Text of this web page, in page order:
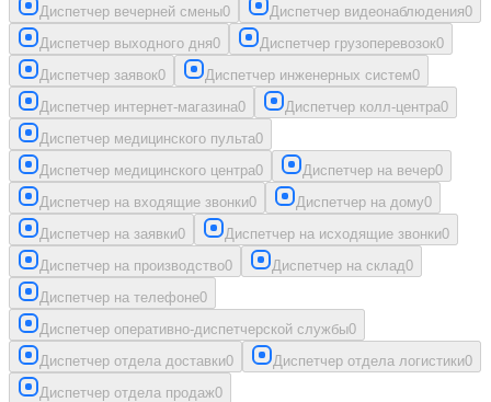
Диспетчер вечерней смены0 Диспетчер видеонаблюдения0
Диспетчер выходного дня0 Диспетчер грузоперевозок0
Диспетчер заявок0 Диспетчер инженерных систем0
Диспетчер интернет-магазина0 Диспетчер колл-центра0
Диспетчер медицинского пульта0
Диспетчер медицинского центра0 Диспетчер на вечер0
Диспетчер на входящие звонки0 Диспетчер на дому0
Диспетчер на заявки0 Диспетчер на исходящие звонки0
Диспетчер на производство0 Диспетчер на склад0
Диспетчер на телефоне0
Диспетчер оперативно-диспетчерской службы0
Диспетчер отдела доставки0 Диспетчер отдела логистики0
Диспетчер отдела продаж0